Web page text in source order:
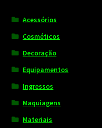
Acessórios
Cosméticos
Decoração
Equipamentos
Ingressos
Maquiagens
Materiais